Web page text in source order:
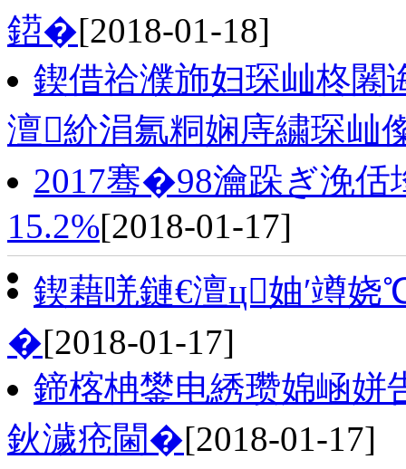
鍣�[2018-01-18]
鍥借祫濮斾妇琛屾柊闂
澶紒涓氱粡娴庤繍琛屾
2017骞�98瀹跺ぎ浼
15.2%[2018-01-17]
鍥藉唴鏈€澶ц妯′竴
�[2018-01-17]
鍗楁柟鐢电綉瓒婂崡姘
鈥濊疮閫�[2018-01-17]